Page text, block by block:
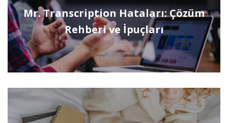
Mr. Transcription Hataları: Çözüm
Rehberi ve İpuçları